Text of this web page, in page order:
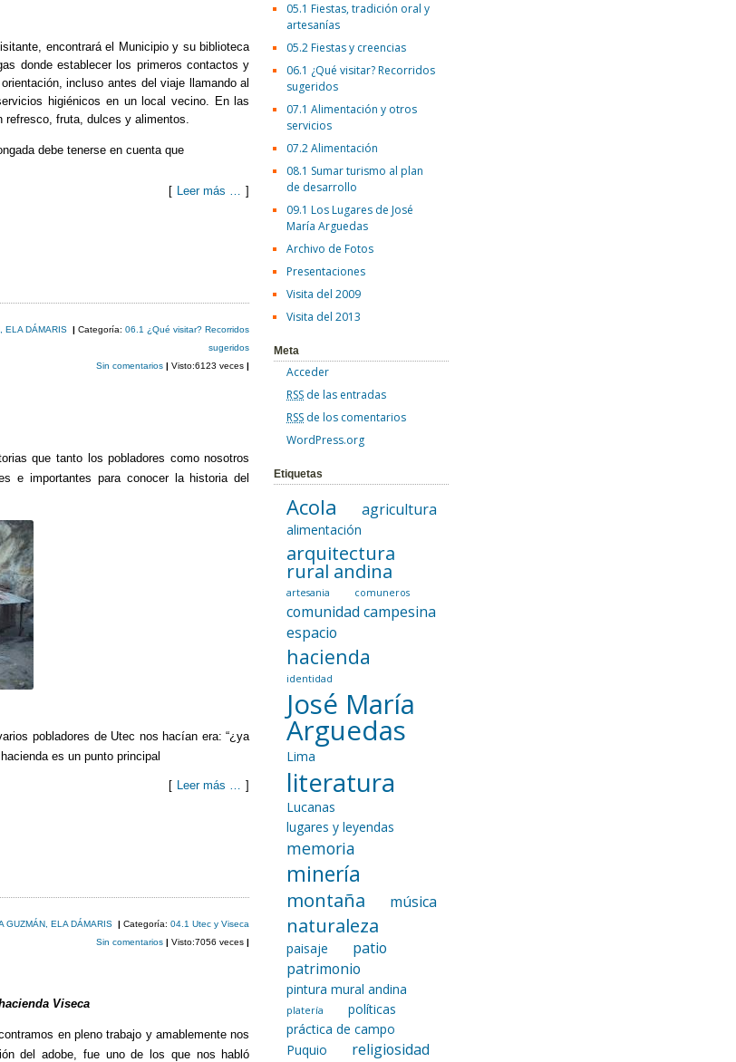
encontrará el Municipio y su biblioteca
donde establecer los primeros contactos y
incluso antes del viaje llamando al
higiénicos en un local vecino. En las
refresco, fruta, dulces y alimentos.
debe tenerse en cuenta que
[ Leer más … ]
ELA DÁMARIS |Categoría:06.1 ¿Qué visitar? Recorridos
sugeridos
Sin comentarios| Visto:6123 veces|
que tanto los pobladores como nosotros
e importantes para conocer la historia del
pobladores de Utec nos hacían era: “¿ya
es un punto principal
[ Leer más … ]
GUZMÁN, ELA DÁMARIS |Categoría:04.1 Utec y Viseca
Sin comentarios| Visto:7056 veces|
Viseca
en pleno trabajo y amablemente nos
del adobe, fue uno de los que nos habló
05.1 Fiestas, tradición oral y
artesanías
05.2 Fiestas y creencias
06.1 ¿Qué visitar? Recorridos
sugeridos
07.1 Alimentación y otros
servicios
07.2 Alimentación
08.1 Sumar turismo al plan
de desarrollo
09.1 Los Lugares de José
María Arguedas
Archivo de Fotos
Presentaciones
Visita del 2009
Visita del 2013
Meta
Acceder
RSS de las entradas
RSS de los comentarios
WordPress.org
Etiquetas
Acola agricultura
alimentación
arquitectura
rural andina
artesania comuneros
comunidad campesina
espacio
hacienda
identidad
José María
Arguedas
Lima
literatura
Lucanas
lugares y leyendas
memoria
minería
montaña música
naturaleza
paisaje
patio
patrimonio
pintura mural andina
platería
políticas
práctica de campo
Puquio
religiosidad